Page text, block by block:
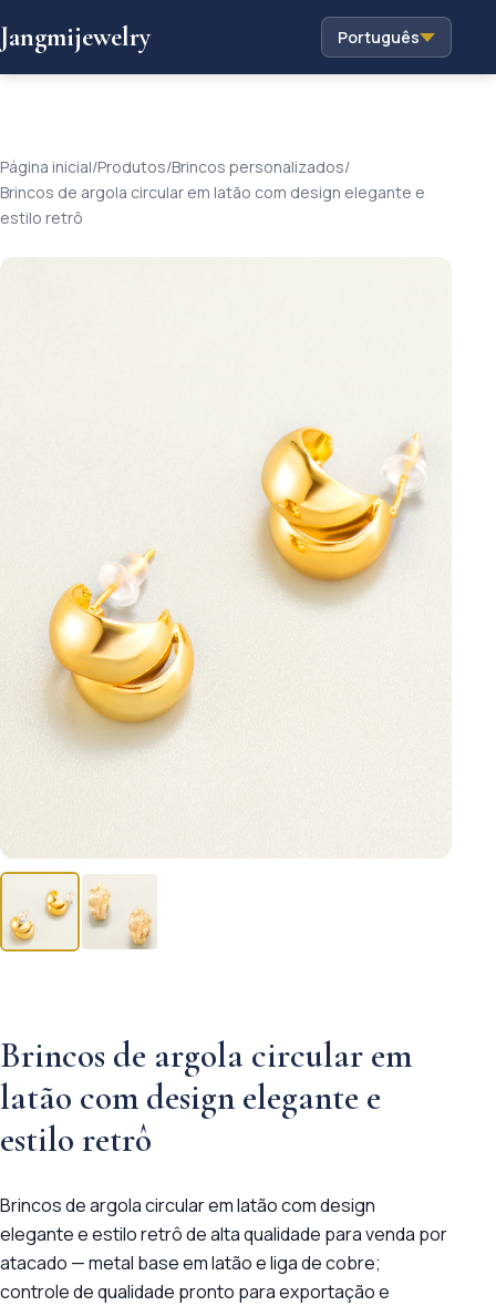
Jangmijewelry Português
Página inicial/Produtos/Brincos personalizados/
Brincos de argola circular em latão com design elegante e
estilo retrô
Brincos de argola circular em
latão com design elegante e
estilo retrô
Brincos de argola circular em latão com design
elegante e estilo retrô de alta qualidade para venda por
atacado — metal base em latão e liga de cobre;
controle de qualidade pronto para exportação e